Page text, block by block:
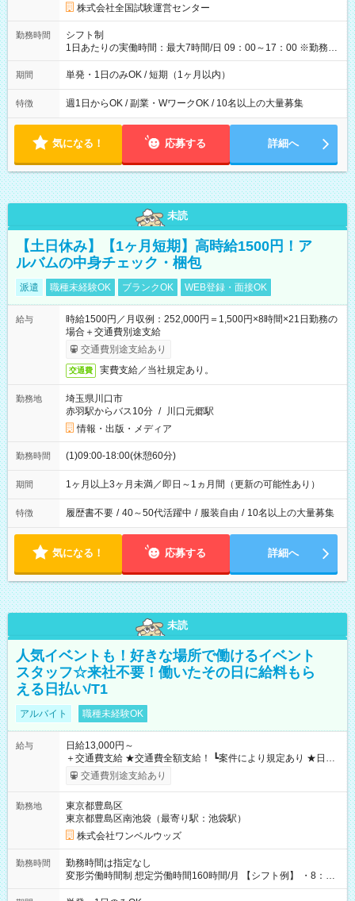
円の場合あり ・国家試験 7:00～13:30（休憩なし） 時給1,300
円（役割手当＋100円）×6時間＝日収8,400円＋交通費 【試用期
間】試用期間なし
株式会社全国試験運営センター
勤務時間
シフト制
1日あたりの実働時間：最大7時間/日 09：00～17：00 ※勤務時
間は 試験により異なります。
期間 単発・1日のみOK / 短期（1ヶ月以内）
特徴 週1日からOK / 副業・WワークOK / 10名以上の大量募集
気になる！ 応募する 詳細へ
未読
【土日休み】【1ヶ月短期】高時給1500円！ア
ルバムの中身チェック・梱包
派遣 職種未経験OK ブランクOK WEB登録・面接OK
給与
時給1500円／月収例：252,000円＝1,500円×8時間×21日勤務の
場合＋交通費別途支給
交通費別途支給あり
交通費 実費支給／当社規定あり。
勤務地
埼玉県川口市
赤羽駅からバス10分 / 川口元郷駅
情報・出版・メディア
勤務時間 (1)09:00-18:00(休憩60分)
期間 1ヶ月以上3ヶ月未満／即日～1ヵ月間（更新の可能性あり）
特徴 履歴書不要 / 40～50代活躍中 / 服装自由 / 10名以上の大量募集
気になる！ 応募する 詳細へ
未読
人気イベントも！好きな場所で働けるイベント
スタッフ☆来社不要！働いたその日に給料もら
える日払い/T1
アルバイト 職種未経験OK
給与
日給13,000円～
＋交通費支給 ★交通費全額支給！ ┗案件により規定あり ★日払
いOK！（規定あり） ┗働いたその日に現金GET♪ お仕事後はコ
ンビニATMから 日払い分を引き落とせます！ 【試用期間】試
交通費別途支給あり
勤務地
東京都豊島区
東京都豊島区南池袋（最寄り駅：池袋駅）
株式会社ワンベルウッズ
勤務時間
勤務時間は指定なし
変形労働時間制 想定労働時間160時間/月 【シフト例】 ・8：00
～21：00